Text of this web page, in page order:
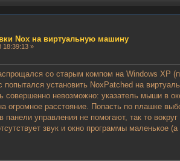
Nox на виртуальную машину
18:39:13 »
со старым компом на Windows XP
попытался установить NoxPatched на
совершенно невозможно: указатель мыши в
огромное расстояние. Попасть по плашке
панели управления не помогают, так то
звук и окно программы маленькое